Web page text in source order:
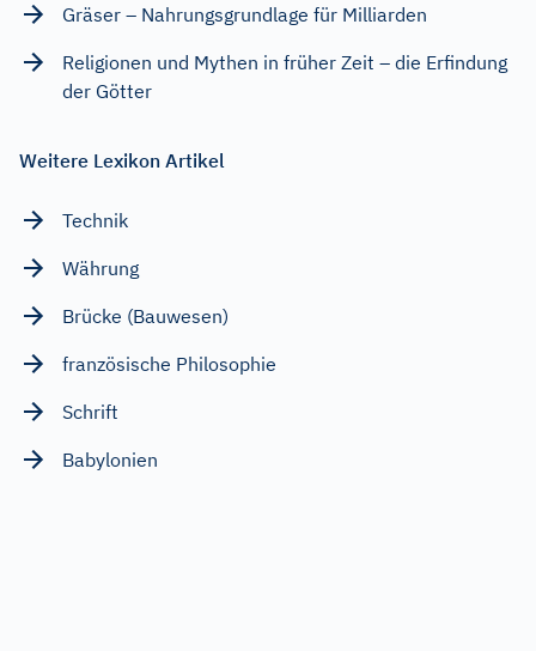
Gräser – Nahrungsgrundlage für Milliarden
Religionen und Mythen in früher Zeit – die Erfindung
der Götter
Weitere Lexikon Artikel
Technik
Währung
Brücke (Bauwesen)
französische Philosophie
Schrift
Babylonien